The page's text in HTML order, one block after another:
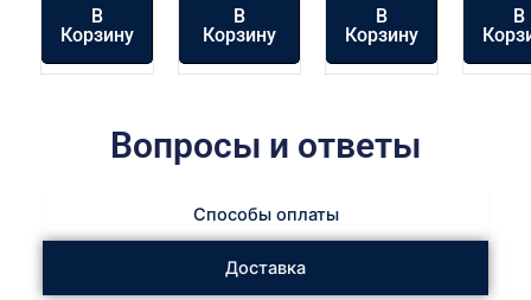
В
Корзину
В
Корзину
В
Корзину
В
Вопросы и ответы
Способы оплаты
Доставка